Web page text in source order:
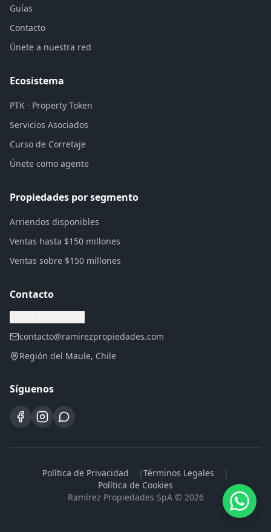
Guías
Contacto
Únete a nuestra red
Ecosistema
PTK · Property Token
Servicios Asociados
Curso de Corretaje
Únete como agente
Propiedades por segmento
Arriendos disponibles
Ventas hasta $150 millones
Ventas sobre $150 millones
Contacto
contacto@ramirezpropiedades.com
Región del Maule, Chile
Síguenos
Política de Privacidad |Términos Legales
|
Política de Cookies
Ramírez Propiedades SpA © 2026